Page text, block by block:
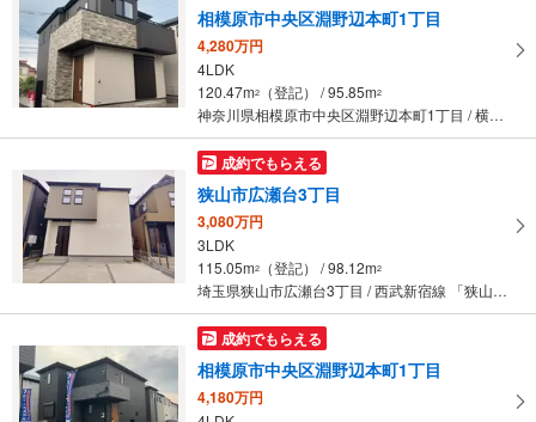
相模原市中央区淵野辺本町1丁目
4,280万円
4LDK
120.47m2 （登記） / 95.85m2
神奈川県相模原市中央区淵野辺本町1丁目 / 横浜線 「淵野辺」駅 徒歩23分
成約でもらえる
狭山市広瀬台3丁目
3,080万円
3LDK
115.05m2 （登記） / 98.12m2
埼玉県狭山市広瀬台3丁目 / 西武新宿線 「狭山市」駅 バス16分 広瀬消防署前 バス停下車 徒歩12分
成約でもらえる
相模原市中央区淵野辺本町1丁目
4,180万円